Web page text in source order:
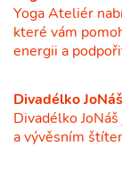
Yoga Ateliér
které vám
energii a
Divadélko JoNáš
Divadélko
a vývěsním